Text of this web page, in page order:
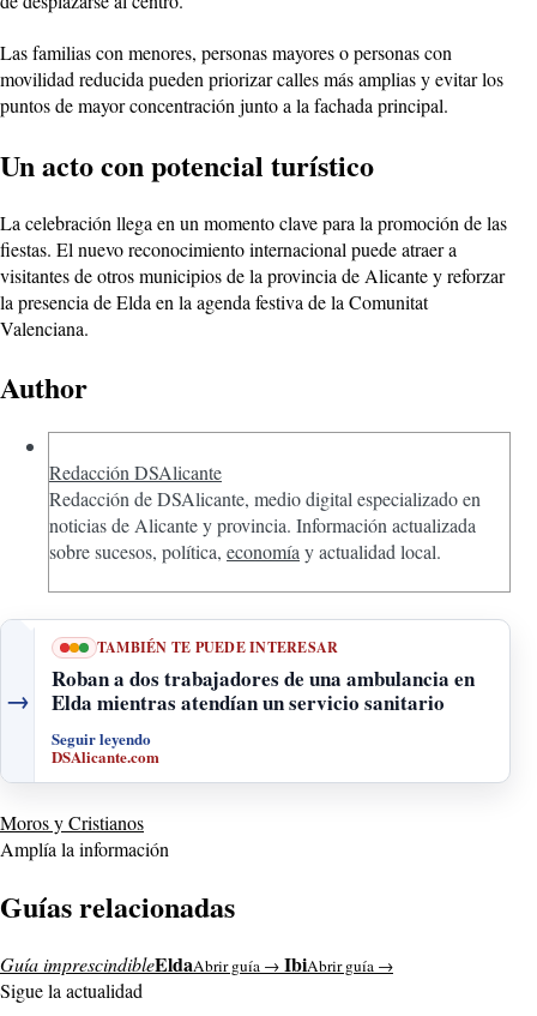
Las familias con menores, personas mayores o personas con
movilidad reducida pueden priorizar calles más amplias y evitar los
puntos de mayor concentración junto a la fachada principal.
Un acto con potencial turístico
La celebración llega en un momento clave para la promoción de las
fiestas. El nuevo reconocimiento internacional puede atraer a
visitantes de otros municipios de la provincia de Alicante y reforzar
la presencia de Elda en la agenda festiva de la Comunitat
Valenciana.
Author
Redacción DSAlicante
Redacción de DSAlicante, medio digital especializado en
noticias de Alicante y provincia. Información actualizada
sobre sucesos, política, economía y actualidad local.
→
TAMBIÉN TE PUEDE INTERESAR
Roban a dos trabajadores de una ambulancia en
Elda mientras atendían un servicio sanitario
Seguir leyendo
DSAlicante.com
Moros y Cristianos
Amplía la información
Guías relacionadas
Guía imprescindibleEldaAbrir guía → IbiAbrir guía →
Sigue la actualidad